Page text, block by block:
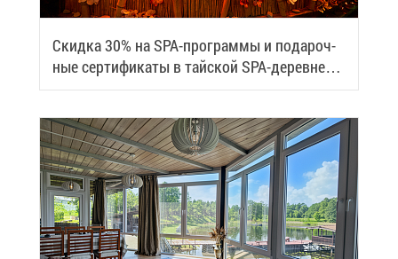
Скид­ка 30% на SPA-про­грам­мы и по­да­роч­
ные сер­ти­фи­ка­ты в тай­ской SPA-де­ревне
Samui